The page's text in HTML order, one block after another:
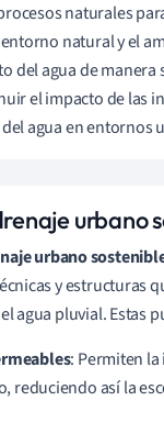
naturales
natural y el
del agua de manera
el impacto de las
agua en entornos
urbano
urbano
y estructuras
agua pluvial. Estas
: Permiten
reduciendo así la